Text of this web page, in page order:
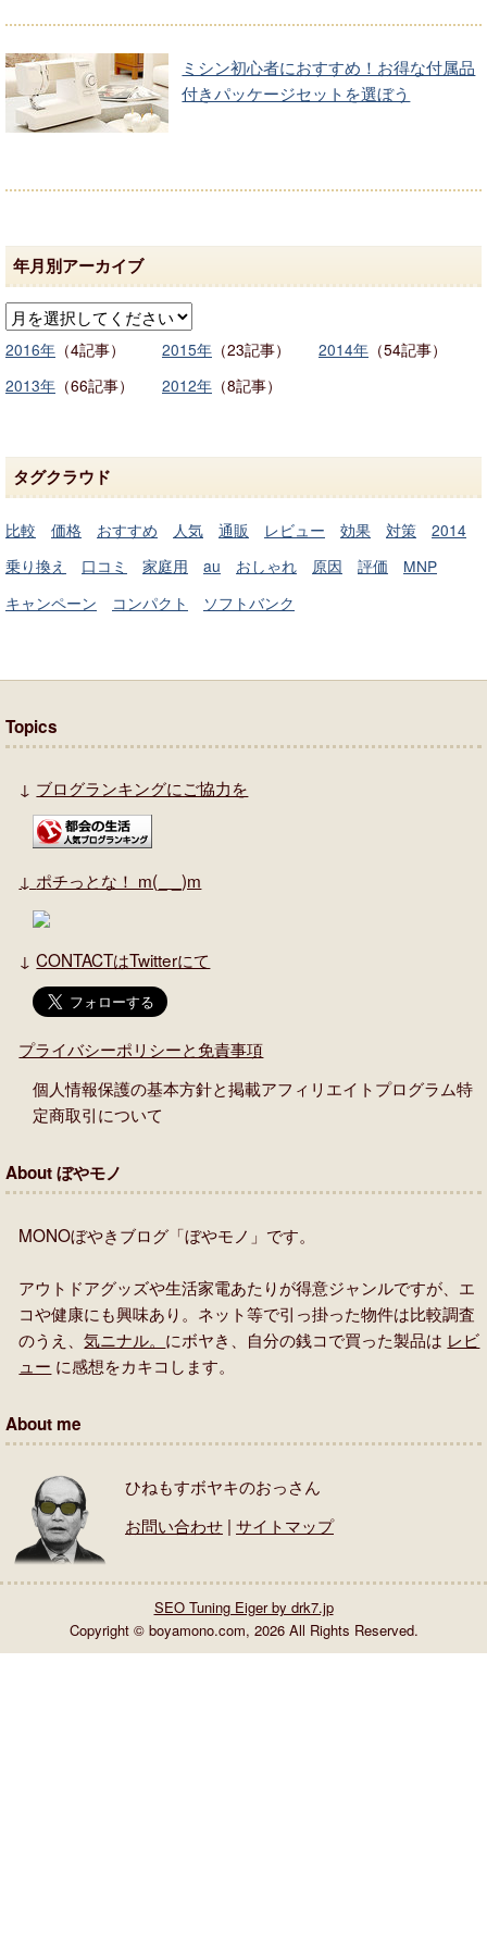
ミシン初心者におすすめ！お得な付属品
付きパッケージセットを選ぼう
年月別アーカイブ
2016年 （4記事） 2015年 （23記事） 2014年 （54記事）
2013年 （66記事） 2012年 （8記事）
タグクラウド
比較 価格 おすすめ 人気 通販 レビュー 効果 対策
2014
乗り換え
口コミ 家庭用 au おしゃれ 原因 評価
MNP
キャンペーン
コンパクト ソフトバンク
Topics
↓ ブログランキングにご協力を
↓ ポチっとな！ m(_ _)m
↓CONTACTはTwitterにて
プライバシーポリシーと免責事項
個人情報保護の基本方針と掲載アフィリエイトプログラム特
定商取引について
About ぼやモノ
MONOぼやきブログ「ぼやモノ」です。
アウトドアグッズや生活家電あたりが得意ジャンルですが、エ
コや健康にも興味あり。ネット等で引っ掛った物件は比較調査
のうえ、気ニナル。 にボヤき、自分の銭コで買った製品は レビ
ュー に感想をカキコします。
About me
ひねもすボヤキのおっさん
お問い合わせ | サイトマップ
SEO Tuning Eiger by drk7.jp
Copyright © boyamono.com, 2026 All Rights Reserved.